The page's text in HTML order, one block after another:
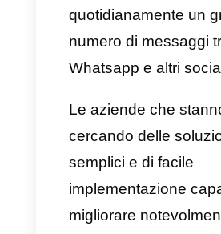
Casella di
tutti i team.
Tag e funnel
Chatbot e